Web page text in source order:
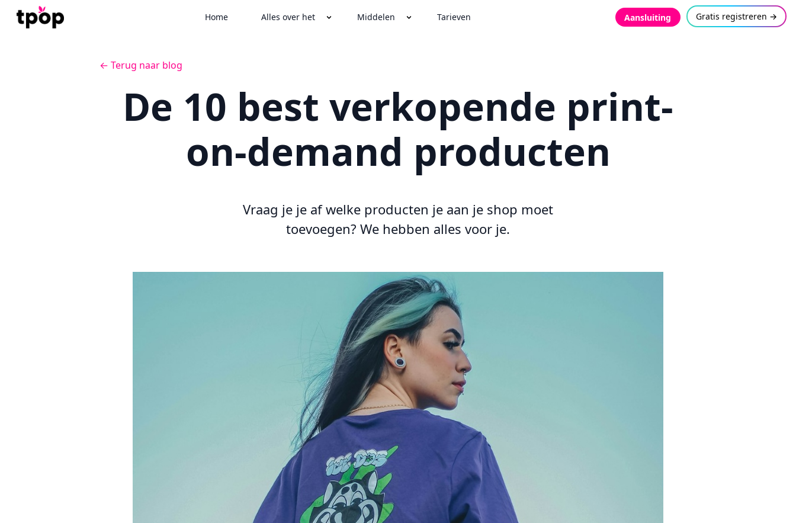
Home Alles over het Middelen Tarieven Aansluiting Gratis registreren →
← Terug naar blog
De 10 best verkopende print-
on-demand producten
Vraag je je af welke producten je aan je shop moet
toevoegen? We hebben alles voor je.